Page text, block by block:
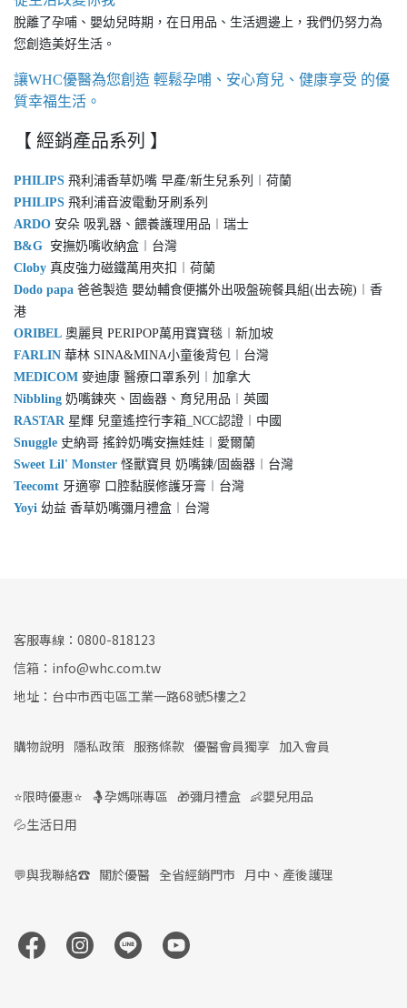
脫離了孕哺、嬰幼兒時期，在日用品、生活週邊上，我們仍努力為
您創造美好生活。
讓WHC優醫為您創造 輕鬆孕哺、安心育兒、健康享受 的優
質幸福生活。
【 經銷產品系列 】
PHILIPS 飛利浦香草奶嘴 早產/新生兒系列︱荷蘭
PHILIPS 飛利浦音波電動牙刷系列
ARDO 安朵 吸乳器、餵養護理用品︱瑞士
B&G 安撫奶嘴收納盒︱台灣
Cloby 真皮強力磁鐵萬用夾扣︱荷蘭
Dodo papa 爸爸製造 嬰幼輔食便攜外出吸盤碗餐具組(出去碗)︱香
港
ORIBEL 奧麗貝 PERIPOP萬用寶寶毯︱新加坡
FARLIN 華林 SINA&MINA小童後背包︱台灣
MEDICOM 麥迪康 醫療口罩系列︱加拿大
Nibbling 奶嘴鍊夾、固齒器、育兒用品︱英國
RASTAR星輝 兒童遙控行李箱_NCC認證︱中國
Snuggle 史納哥 搖鈴奶嘴安撫娃娃︱愛爾蘭
Sweet Lil' Monster 怪獸寶貝 奶嘴鍊/固齒器︱台灣
Teecomt 牙適寧 口腔黏膜修護牙膏︱台灣
Yoyi 幼益 香草奶嘴彌月禮盒︱台灣
客服專線：0800-818123
信箱：info@whc.com.tw
地址：台中市西屯區工業一路68號5樓之2
購物說明 隱私政策 服務條款 優醫會員獨享 加入會員
⭐限時優惠⭐ 🤱孕媽咪專區 🎁彌月禮盒 👶嬰兒用品
💦生活日用
💬與我聯絡☎️ 關於優醫 全省經銷門市 月中、產後護理